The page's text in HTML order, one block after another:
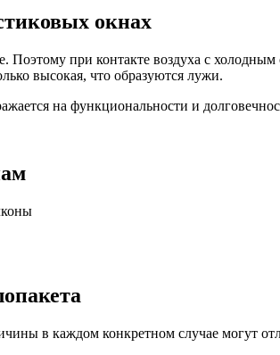
окнах
Поэтому при контакте воздуха с
высокая, что образуются лужи.
на функциональности и
в каждом конкретном случае могут